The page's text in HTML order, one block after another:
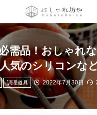
需品！おしゃれ
気のシリコンな
調理道具 2022年7月30日